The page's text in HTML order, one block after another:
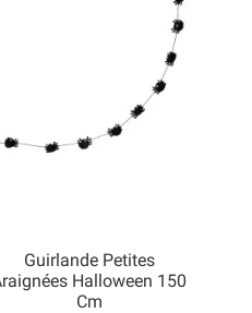
Guirlande Petites
Halloween 150
Cm